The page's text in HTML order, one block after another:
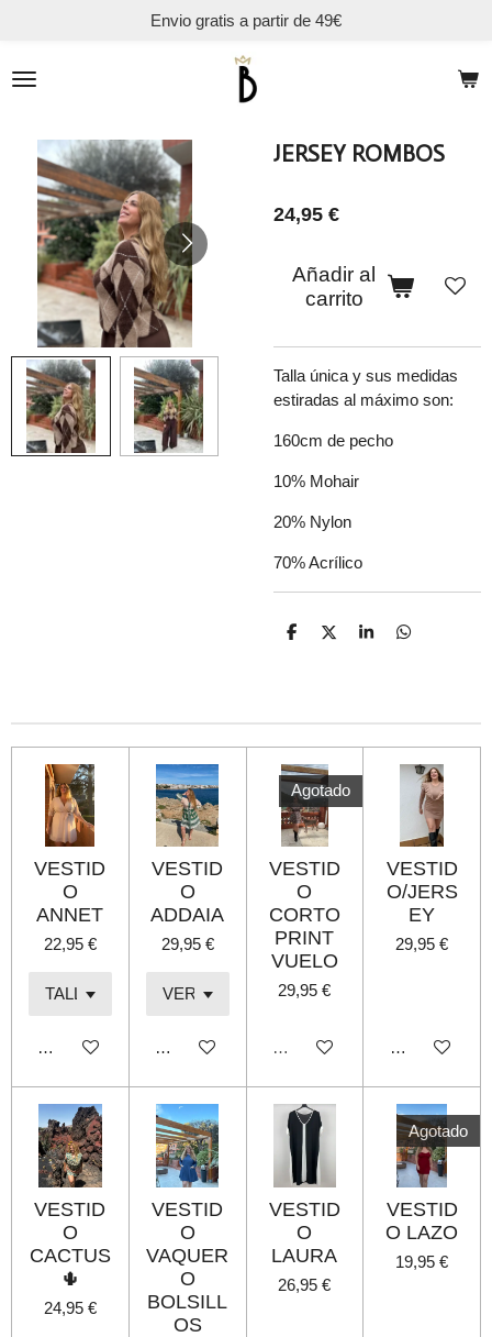
contenido
Envio gratis a partir de 49€
JERSEY ROMBOS
24,95 €
Añadir al
carrito
Talla única y sus medidas
estiradas al máximo son:
160cm de pecho
10% Mohair
20% Nylon
70% Acrílico
C
r
r
C
r
r
C
r
C
r
r
VESTID
O
ANNET
22,95 €
Añadir al carrito
VESTID
O
ADDAIA
29,95 €
Añadir al carrito
Agotado
VESTID
O
CORTO
PRINT
VUELO
29,95 €
Agotado
VESTID
O/JERS
EY
29,95 €
Añadir al
VESTID
O
CACTUS
🌵
24,95 €
VESTID
O
VAQUER
O
BOLSILL
OS
VESTID
O
LAURA
26,95 €
Agotado
VESTID
O LAZO
19,95 €